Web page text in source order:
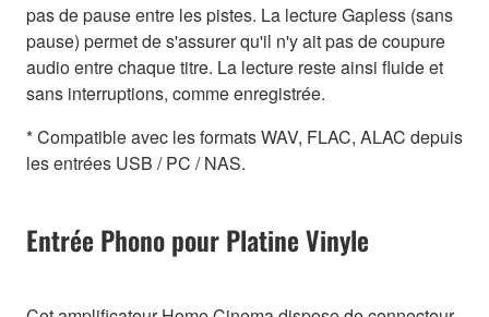
pas de pause entre les pistes. La lecture Gapless (sans
pause) permet de s'assurer qu'il n'y ait pas de coupure
audio entre chaque titre. La lecture reste ainsi fluide et
sans interruptions, comme enregistrée.
* Compatible avec les formats WAV, FLAC, ALAC depuis
les entrées USB / PC / NAS.
Entrée Phono pour Platine Vinyle